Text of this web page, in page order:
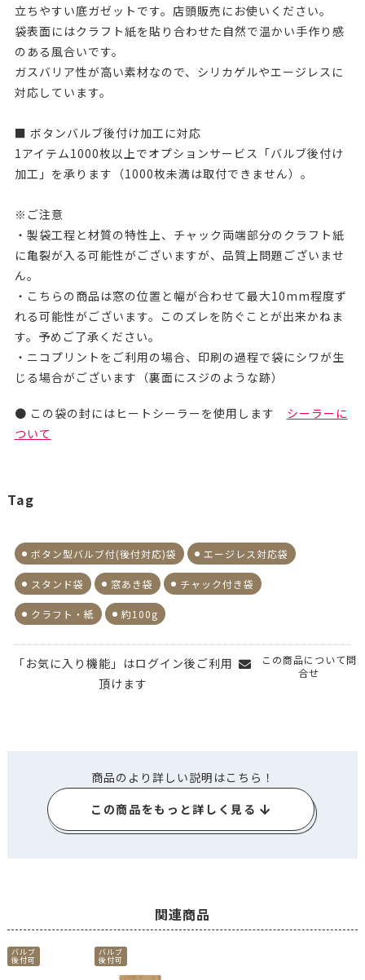
立ちやすい底ガゼットです。店頭販売にお使いください。
袋表面にはクラフト紙を貼り合わせた自然で温かい手作り感
のある風合いです。
ガスバリア性が高い素材なので、シリカゲルやエージレスに
対応しています。
■ ボタンバルブ後付け加工に対応
1アイテム1000枚以上でオプションサービス「バルブ後付け
加工」を承ります（1000枚未満は取付できません）。
※ご注意
・製袋工程と材質の特性上、チャック両端部分のクラフト紙
に亀裂が入る可能性がございますが、品質上問題ございませ
ん。
・こちらの商品は窓の位置と幅が合わせて最大10mm程度ず
れる可能性がございます。このズレを防ぐことが出来かねま
す。予めご了承ください。
・ニコプリントをご利用の場合、印刷の過程で袋にシワが生
じる場合がございます（裏面にスジのような跡）
● この袋の封にはヒートシーラーを使用します シーラーに
ついて
Tag
ボタン型バルブ付(後付対応)袋 エージレス対応袋
スタンド袋 窓あき袋 チャック付き袋
クラフト・紙 約100g
「お気に入り機能」はログイン後ご利用
頂けます
この商品について問
合せ
商品のより詳しい説明はこちら！
この商品をもっと詳しく見る
関連商品
バルブ
後付可
バルブ
後付可